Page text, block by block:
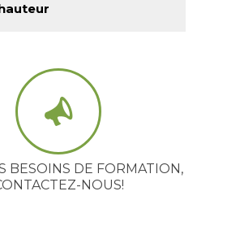
BESOINS DE FORMATION,
NOUS!